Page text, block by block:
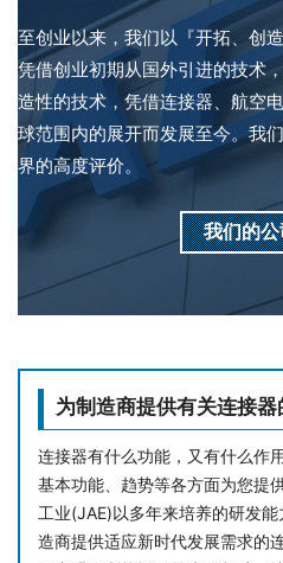
至创业以来，我们以『开拓、创
凭借创业初期从国外引进的技术
造性的技术，凭借连接器、航空
球范围内的展开而发展至今。我
界的高度评价。
我们的公
为制造商提供有关连接
连接器有什么功能，又有什么作
基本功能、趋势等各方面为您提
工业(JAE)以多年来培养的研发
造商提供适应新时代发展需求的